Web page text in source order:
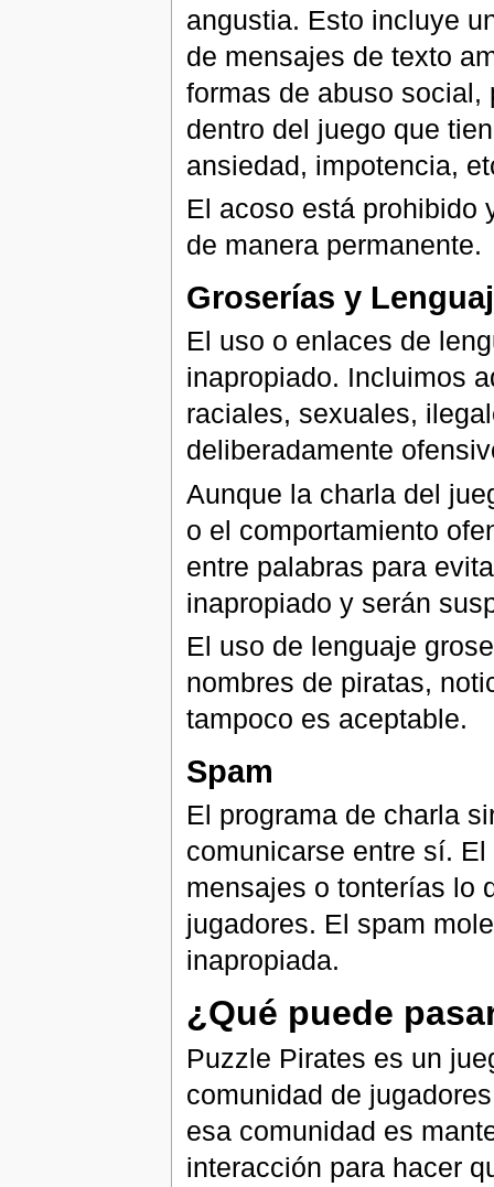
angustia. Esto incluye
de mensajes de texto
formas de abuso social,
dentro del juego que
ansiedad, impotencia,
El acoso está prohibido
de manera permanente.
Groserías y
El uso o enlaces de
inapropiado. Incluimos
raciales, sexuales,
deliberadamente
Aunque la charla del
o el comportamiento
entre palabras para
inapropiado y serán
El uso de lenguaje
nombres de piratas,
tampoco es aceptable.
Spam
El programa de charla
comunicarse entre sí.
mensajes o tonterías lo
jugadores. El spam
inapropiada.
¿Qué puede
Puzzle Pirates es un
comunidad de
esa comunidad es
interacción para hacer